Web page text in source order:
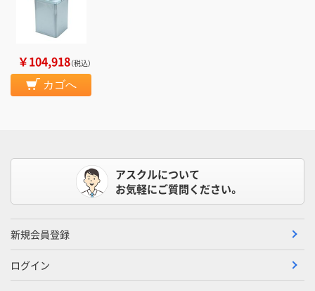
￥104,918（税込）
カゴへ
アスクルについて
お気軽にご質問ください。
新規会員登録
ログイン